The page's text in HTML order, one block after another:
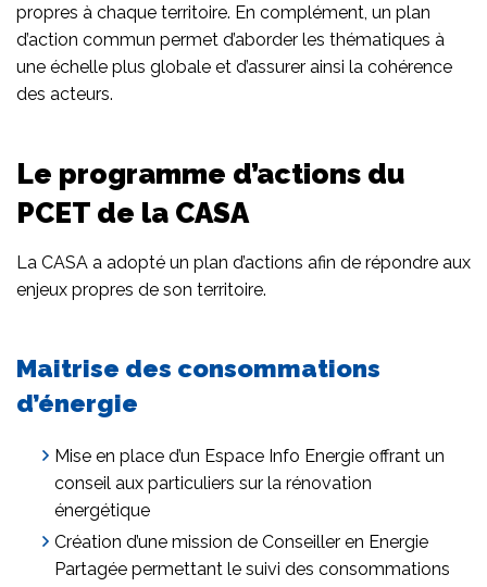
propres à chaque territoire. En complément, un plan
d’action commun permet d’aborder les thématiques à
une échelle plus globale et d’assurer ainsi la cohérence
des acteurs.
Le programme d’actions du
PCET de la CASA
La CASA a adopté un plan d’actions afin de répondre aux
enjeux propres de son territoire.
Maitrise des consommations
d’énergie
Mise en place d’un Espace Info Energie offrant un
conseil aux particuliers sur la rénovation
énergétique
Création d’une mission de Conseiller en Energie
Partagée permettant le suivi des consommations